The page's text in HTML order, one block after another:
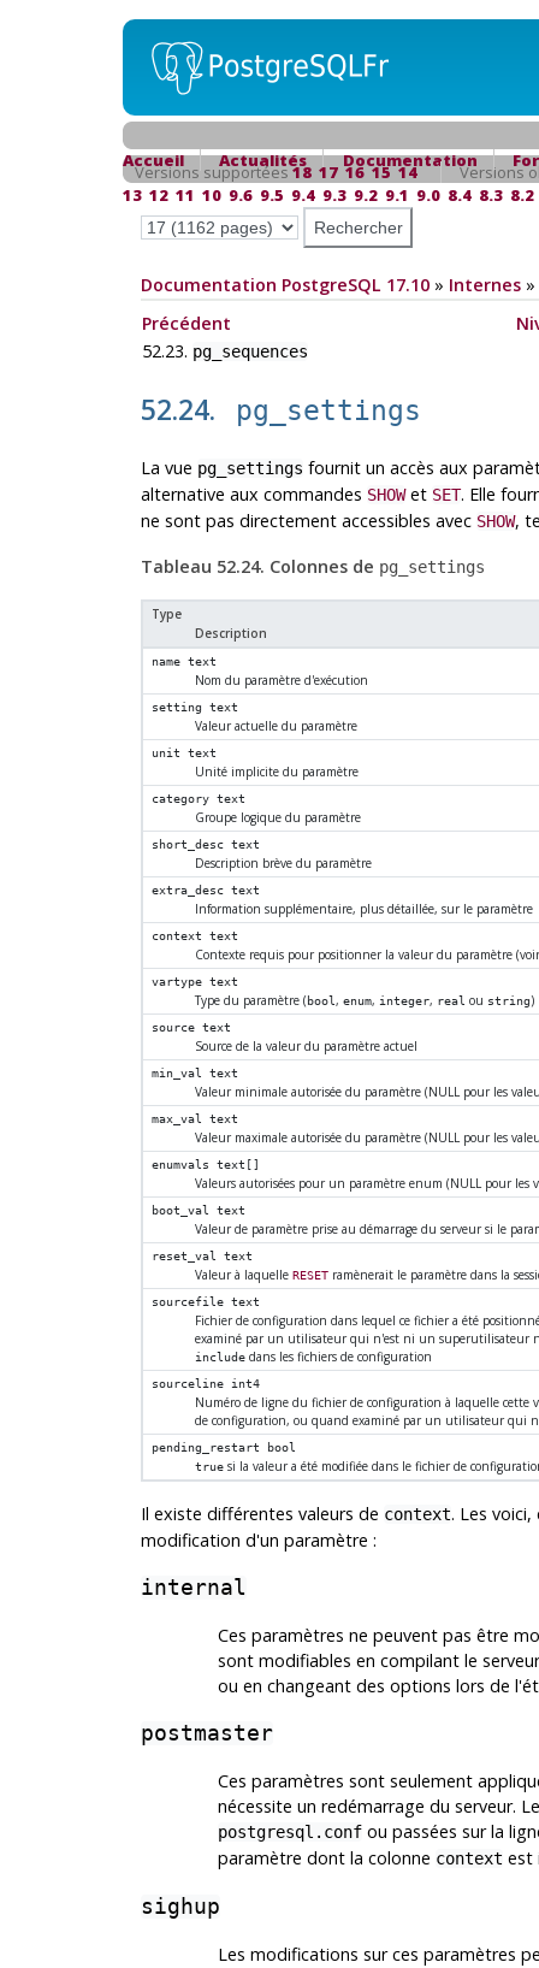
Accueil Actualités Documentation
Versions supportées18 17 16 15 14
Versions
13 12 11 10 9.6 9.5 9.4 9.3 9.2 9.1 9.0 8.4 8.3 8.2
Documentation PostgreSQL 17.10» Internes»
Précédent
52.23. pg_sequences
52.24. pg_settings
La vue pg_settings fournit un accès aux
alternative aux commandes SHOWet SET. Elle
ne sont pas directement accessibles avec SHOW,
Tableau 52.24. Colonnes de pg_settings
Type
Description
name text
Nom du paramètre d'exécution
setting text
Valeur actuelle du paramètre
unit text
Unité implicite du paramètre
category text
Groupe logique du paramètre
short_desc text
Description brève du paramètre
extra_desc text
Information supplémentaire, plus détaillée, sur le paramètre
context text
Contexte requis pour positionner la valeur du paramètre (voir
vartype text
Type du paramètre (bool, enum, integer, real ou string)
source text
Source de la valeur du paramètre actuel
min_val text
Valeur minimale autorisée du paramètre (NULL pour les
max_val text
Valeur maximale autorisée du paramètre (NULL pour les
enumvals text[]
Valeurs autorisées pour un paramètre enum (NULL pour les
boot_val text
Valeur de paramètre prise au démarrage du serveur si le
reset_val text
Valeur à laquelle RESETramènerait le paramètre dans la
sourcefile text
Fichier de configuration dans lequel ce fichier a été
examiné par un utilisateur qui n'est ni un superutilisateur
includedans les fichiers de configuration
sourceline int4
Numéro de ligne du fichier de configuration à laquelle cette
de configuration, ou quand examiné par un utilisateur qui
pending_restart
bool
truesi la valeur a été modifiée dans le fichier de
Il existe différentes valeurs de context. Les
modification d'un paramètre :
internal
Ces paramètres ne peuvent pas être
sont modifiables en compilant le
ou en changeant des options lors de
postmaster
Ces paramètres sont seulement
nécessite un redémarrage du serveur.
postgresql.confou passées sur la
paramètre dont la colonne context est
sighup
Les modifications sur ces paramètres